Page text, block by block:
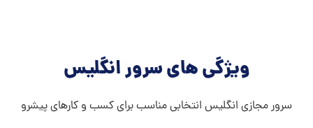
ویژگی های سرور انگلیس
سرور مجازی انگلیس انتخابی مناسب برای کسب‌ و کارهای پیشرو